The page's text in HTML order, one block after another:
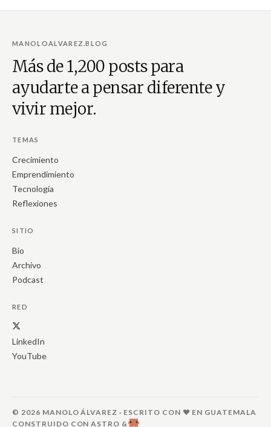
MANOLOALVAREZ.BLOG
Más de 1,200 posts para
ayudarte a pensar diferente y
vivir mejor.
TEMAS
Crecimiento
Emprendimiento
Tecnología
Reflexiones
SITIO
Bio
Archivo
Podcast
RED
LinkedIn
YouTube
© 2026 MANOLO ÁLVAREZ · ESCRITO CON ❤️ EN GUATEMALA
CONSTRUIDO CON ASTRO &